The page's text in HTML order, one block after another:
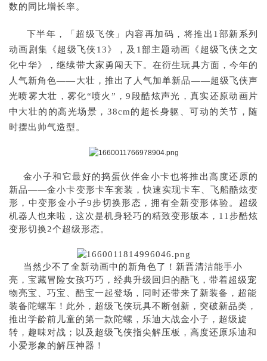
数的同比增长率。
下半年，「超级飞侠」内容再加码，将推出1部新系列
动画剧集《超级飞侠13》，及1部主题动画《超级飞侠之文
化中华》，继续带大家勇闯天下。在衍生玩具方面，今年的
人气新角色——大壮，推出了人气加单新品——超级飞侠声
光喷雾大壮，雾化“喷火”，9段酷炫声光，真实还原动画片
中大壮的的高光场景，38cm的超长身躯、可动的关节，随
时摆出帅气造型。
金小子和它最好的捣蛋伙伴金小卡也将推出高度还原的
新品——金小卡变形卡车套装，快速实现卡车、飞船酷炫变
形，中变形金小子9步切换形态，拥有全新变形体验。超级
机器人也来啦，这次是机身轻巧的精致变形版本，11步酷炫
变形切换2个超级形态。
当然少不了全新动画中的新角色了！新晋清洁能手小
亮，宝藏冒险女孩巧巧，经典升级回归的酷飞，带着超级宠
物亮宝、巧宝、酷宝一起登场，同时还带来了新装备，超能
装备陀螺车！此外，超级飞侠玩具不断创新，突破新品类，
推出学龄前儿童的第一款陀螺，乐迪大战金小子，超级旋
转，趣味对战；以及超级飞侠指尖解压板，高度还原乐迪和
小爱形象的解压神器！